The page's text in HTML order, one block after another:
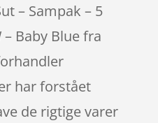
– Sampak – 5
– Baby Blue fra
har forstået
de rigtige varer